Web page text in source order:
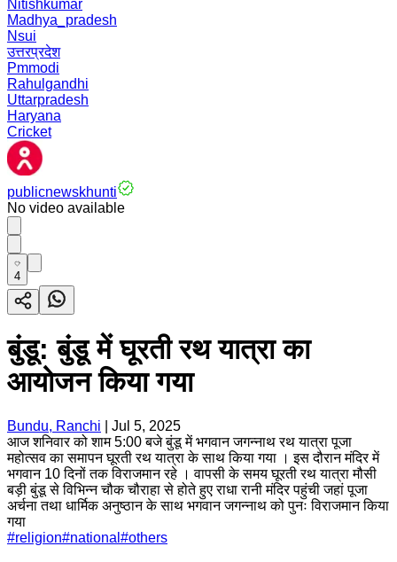
Nitishkumar
Madhya_pradesh
Nsui
उत्तरप्रदेश
Pmmodi
Rahulgandhi
Uttarpradesh
Haryana
Cricket
publicnewskhunti
No video available
4
बुंडू: बुंडू में घूरती रथ यात्रा का
आयोजन किया गया
Bundu, Ranchi
Jul 5, 2025
आज शनिवार को शाम 5:00 बजे बुंडू में भगवान जगन्नाथ रथ यात्रा पूजा
महोत्सव का समापन घूरती रथ यात्रा के साथ किया गया । इस दौरान मंदिर में
भगवान 10 दिनों तक विराजमान रहे । वापसी के समय घूरती रथ यात्रा मौसी
बड़ी बुंडू से विभिन्न चौक चौराहा से होते हुए राधा रानी मंदिर पहुंची जहां पूजा
अर्चना तथा धार्मिक अनुष्ठान के साथ भगवान जगन्नाथ को पुनः विराजमान किया
गया
#religion#national #others